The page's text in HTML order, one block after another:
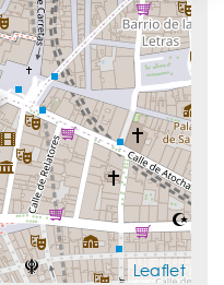
Leaflet